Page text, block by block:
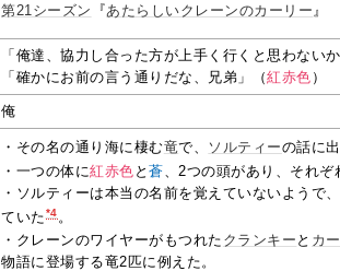
第21シーズン 『あたらしいクレーンのカーリー 』
「俺達、協力し合った方が上手く行くと思わない
「確かにお前の言う通りだな、兄弟」（紅赤色 ）
俺
・その名の通り海に棲む竜で、 ソルティーの話に
・一つの体に紅赤色 と蒼、2つの頭があり、それ
・ソルティーは本当の名前を覚えていないようで、
ていた*4。
・クレーンのワイヤーがもつれた クランキー と カ
物語に登場する竜2匹に例えた。